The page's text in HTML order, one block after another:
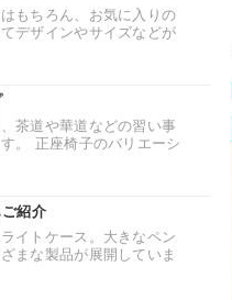
もちろん、お気に入りの
デザインやサイズなどが
茶道や華道などの習い事
。 正座椅子のバリエーシ
紹介
イトケース。大きなペン
まな製品が展開していま